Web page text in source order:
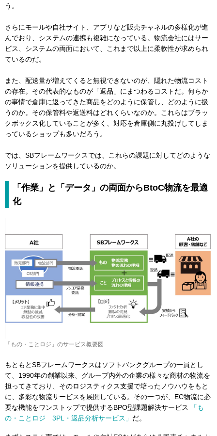
う。
さらにモールや自社サイト、アプリなど販売チャネルの多様化が進
んでおり、システムの連携も複雑になっている。物流会社にはサー
ビス、システムの両面において、これまで以上に柔軟性が求められ
ているのだ。
また、配送量が増えてくると無視できないのが、隠れた物流コスト
の存在。その代表的なものが「返品」にまつわるコストだ。何らか
の事情で倉庫に返ってきた商品をどのように保管し、どのように扱
うのか。その保管料や返送料はどれくらいなのか。これらはブラッ
クボックス化していることが多く、対応を倉庫側に丸投げしてしま
っているショップも多いだろう。
では、SBフレームワークスでは、これらの課題に対してどのような
ソリューションを提供しているのか。
「作業」と「データ」の両面からBtoC物流を最適
化
「もの・ことロジ」のサービス概要図
もともとSBフレームワークスはソフトバンクグループの一員とし
て、1990年の創業以来、グループ内外の企業の様々な商材の物流を
担ってきており、そのロジスティクス支援で培ったノウハウをもと
に、多彩な物流サービスを展開している。その一つが、EC物流に必
要な機能をワンストップで提供するBPO型課題解決サービス
「も
の・ことロジ 3PL・返品分析サービス」 だ。